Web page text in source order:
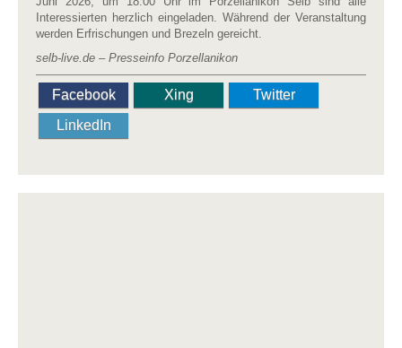
Interessierten herzlich eingeladen. Während der Veranstaltung
werden Erfrischungen und Brezeln gereicht.
selb-live.de – Presseinfo Porzellanikon
Facebook Xing
Twitter
LinkedIn